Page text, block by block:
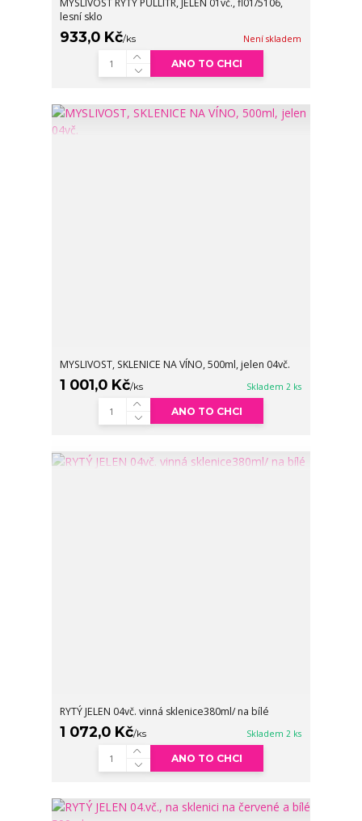
MYSLIVOST RYTÝ PŮLLITR, JELEN 01vč., fl01/5106,
lesní sklo
933,0 Kč/ks Není skladem
ANO TO CHCI
MYSLIVOST, SKLENICE NA VÍNO, 500ml, jelen 04vč.
1 001,0 Kč/ks Skladem 2 ks
ANO TO CHCI
RYTÝ JELEN 04vč. vinná sklenice380ml/ na bílé
1 072,0 Kč/ks Skladem 2 ks
ANO TO CHCI